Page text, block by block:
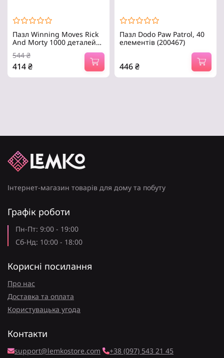
Пазл Winning Moves Rick
And Morty 1000 деталей
544₴
414₴
Пазл Dodo Paw Patrol, 40
елементів (200467)
446₴
Інтернет-магазин товарів для дому та побуту
Графік роботи
Пн-Пт: 9:00 - 19:00
Сб-Нд: 10:00 - 18:00
Корисні посилання
Про нас
Доставка та оплата
Користувацька угода
Контакти
support@lemkostore.com +38 (097) 543 21 45